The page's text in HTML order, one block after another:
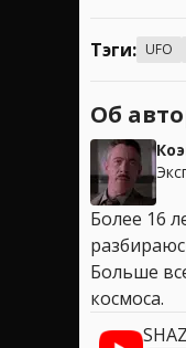
Тэги: UFO
Об
Более 16
Больше
космоса.